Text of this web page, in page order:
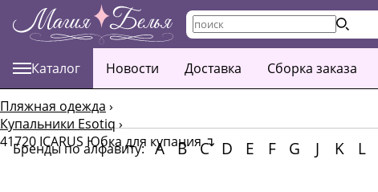
Каталог Новости Доставка Сборка заказа
Пляжная одежда ›
Купальники Esotiq›
41720 ICARUS Юбка для купания↴
Бренды по алфавиту: A B C D E F G J K L